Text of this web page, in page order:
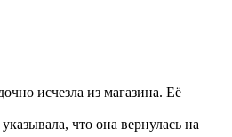
исчезла из магазина. Её
что она вернулась на